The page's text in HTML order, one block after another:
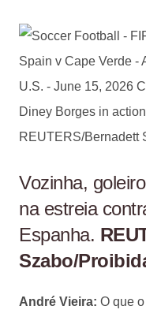
Vozinha,
na estreia
Espanha.
Szabo/
André Vieira: O que